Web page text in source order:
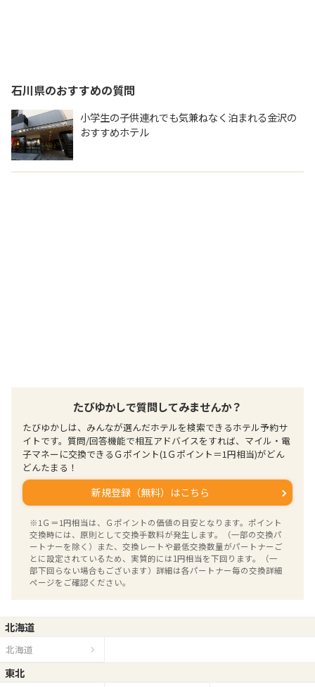
石川県のおすすめの質問
小学生の子供連れでも気兼ねなく泊まれる金沢の
おすすめホテル
たびゆかしで質問してみませんか？
たびゆかしは、みんなが選んだホテルを検索できるホテル予約サ
イトです。質問/回答機能で相互アドバイスをすれば、マイル・電
子マネーに交換できるＧポイント(1Ｇポイント＝1円相当)がどん
どんたまる！
新規登録（無料）はこちら
※1Ｇ＝1円相当は、Ｇポイントの価値の目安となります。ポイント
交換時には、原則として交換手数料が発生します。（一部の交換パ
ートナーを除く）また、交換レートや最低交換数量がパートナーご
とに設定されているため、実質的には1円相当を下回ります。（一
部下回らない場合もございます）詳細は各パートナー毎の交換詳細
ページをご確認ください。
北海道
北海道
東北